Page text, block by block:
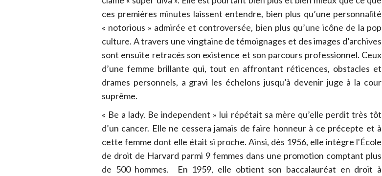
ces premières minutes laissent entendre, bien plus qu’une personnalité
« notorious » admirée et controversée, bien plus qu’une icône de la pop
culture. A travers une vingtaine de témoignages et des images d’archives
sont ensuite retracés son existence et son parcours professionnel. Ceux
d’une femme brillante qui, tout en affrontant réticences, obstacles et
drames personnels, a gravi les échelons jusqu’à devenir juge à la cour
suprême.
« Be a lady. Be independent » lui répétait sa mère qu’elle perdit très tôt
d’un cancer. Elle ne cessera jamais de faire honneur à ce précepte et à
cette femme dont elle était si proche. Ainsi, dès 1956, elle intègre l'École
de droit de Harvard parmi 9 femmes dans une promotion comptant plus
de 500 hommes. En 1959, elle obtient son baccalauréat en droit à